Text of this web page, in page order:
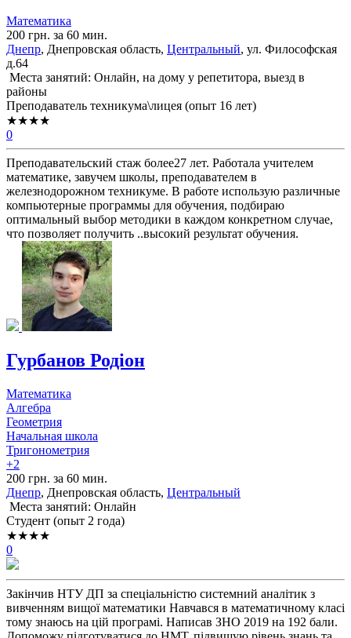
Математика
200 грн. за 60 мин.
Днепр, Днепровская область, Центральный, ул. Философская
д.64
Места занятий: Онлайн, на дому у репетитора, выезд в
районы
Преподаватель техникума\лицея (опыт 16 лет)
★★★★
0
Преподавательский стаж более27 лет. Работала учителем
математике, завучем школы, преподавателем в
железнодорожном техникуме. В работе использую различные
компьютерные программы для обучения, подбираю
оптимальный выбор методики в каждом конкретном случае,
что позволяет получить ..высокий результат обучения.
Гурбанов Родіон
Математика
Алгебра
Геометрия
Начальная школа
Тригонометрия
+2
200 грн. за 60 мин.
Днепр, Днепровская область, Центральный
Места занятий: Онлайн
Cтудент (опыт 2 года)
★★★★
0
Закінчив НТУ ДП за спеціальністю системний аналітик з
вивченням вищої математики Навчався в математичному класі
тому знаюсь на цій програмі. Написав ЗНО 2019 на 192 бали.